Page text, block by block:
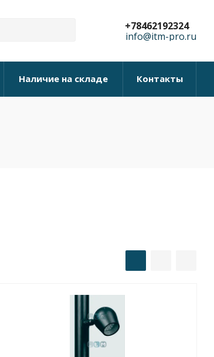
+78462192324
info@itm-pro.ru
Наличие на складе Контакты